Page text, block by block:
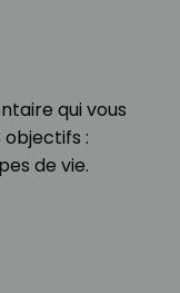
qui vous
:
de vie.